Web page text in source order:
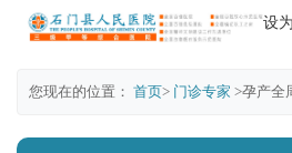
设
您现在的位置： 首页> 门诊专家 >孕产全